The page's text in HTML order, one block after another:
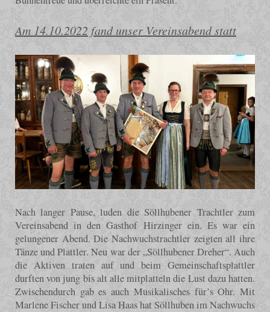
Am 14.10.2022 fand unser Vereinsabend statt
Nach langer Pause, luden die Söllhubener Trachtler zum
Vereinsabend in den Gasthof Hirzinger ein. Es war ein
gelungener Abend. Die Nachwuchstrachtler zeigten all ihre
Tänze und Plattler. Neu war der „Söllhubener Dreher“. Auch
die Aktiven traten auf und beim Gemeinschaftsplattler
durften von jung bis alt alle mitplatteln die Lust dazu hatten.
Zwischendurch gab es auch Musikalisches für’s Ohr. Mit
Marlene Fischer und Lisa Haas hat Söllhuben im Nachwuchs